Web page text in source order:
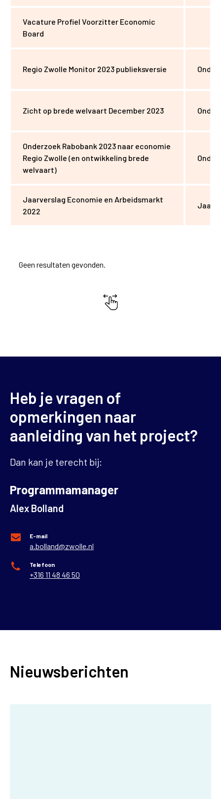
Vacature Profiel Voorzitter Economic
Board
Regio Zwolle Monitor 2023 publieksversie
Zicht op brede welvaart December 2023
Onderzoek Rabobank 2023 naar economie
Regio Zwolle (en ontwikkeling brede
welvaart)
Jaarverslag Economie en Arbeidsmarkt
2022
Geen resultaten gevonden.
Heb je vragen of
opmerkingen naar
aanleiding van het project?
Dan kan je terecht bij:
Programmamanager
Alex Bolland
E-mail
a.bolland@zwolle.nl
Telefoon
+316 11 48 46 50
Nieuwsberichten